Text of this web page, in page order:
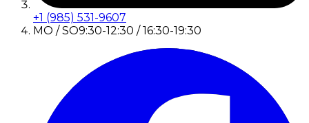
+1 (985) 531-9607
MO / SO9:30-12:30 / 16:30-19:30